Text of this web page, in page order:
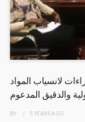
لانسياب المواد
والدقيق المدعوم
BY 5 YEARSAGO